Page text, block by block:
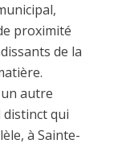
proximité
de la
autre
distinct qui
à Sainte-